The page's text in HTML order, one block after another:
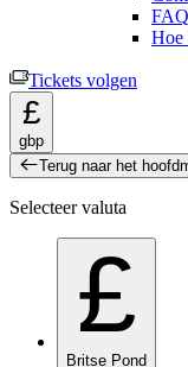
FAQ
Hoe
Tickets volgen
£
gbp
Terug naar het
Selecteer valuta
£
Britse Pond